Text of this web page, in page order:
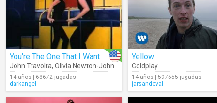
You're The One That I Want
John Travolta, Olivia Newton-John
14 años | 68672 jugadas
darkangel
Yellow
Coldplay
14 años | 597555 jugadas
jarsandoval